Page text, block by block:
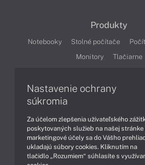
Produkty
Notebooky Stolné počítače
Monitory
Tlačiarne
Články
Obchodné informácie
Technológie
Videá
Obsah
Nastavenie ochrany
súkromia
Za účelom zlepšenia užívateľského
poskytovaných služieb na našej stránke
marketingové účely sa do Vášho
ukladajú súbory cookies. Kliknutím na
tlačidlo „Rozumiem“ súhlasíte s